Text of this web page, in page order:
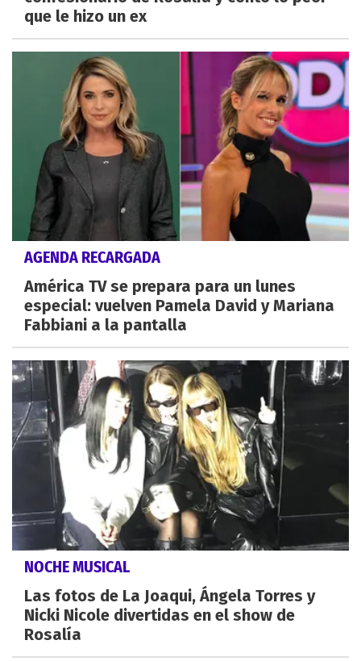
que le hizo un ex
AGENDA RECARGADA
América TV se prepara para un lunes
especial: vuelven Pamela David y Mariana
Fabbiani a la pantalla
NOCHE MUSICAL
Las fotos de La Joaqui, Ángela Torres y
Nicki Nicole divertidas en el show de
Rosalía